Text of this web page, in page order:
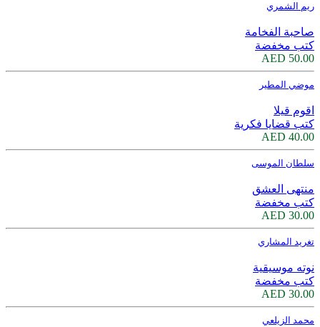
ريم الشمري
صاحبة الفخامة
كتب مخفضة
50.00 AED
موضي المطير
اقوم قيلا
كتب قضايا فكرية
40.00 AED
سلطان الموسى
منتهى العشق
كتب مخفضة
30.00 AED
تغريد المشاري
نوته موسيقية
كتب مخفضة
30.00 AED
محمد الزيلعي